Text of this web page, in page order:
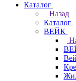
Каталог
Назад
Каталог
ВЕЙК